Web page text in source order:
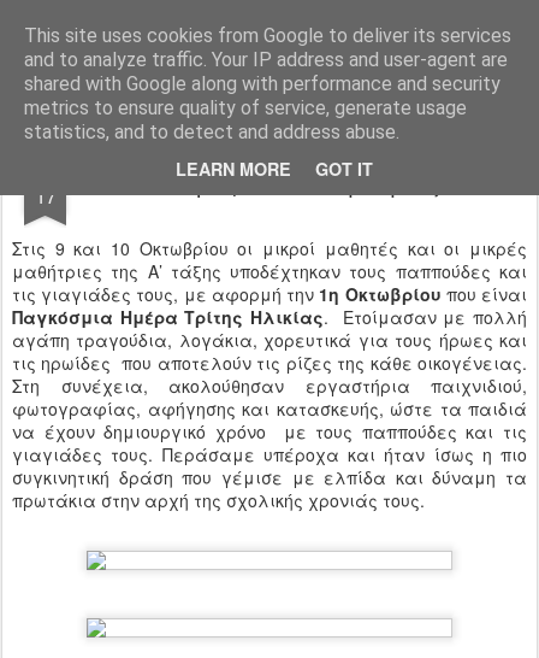
This site uses cookies from Google to deliver its services
and to analyze traffic. Your IP address and user-agent are
shared with Google along with performance and security
metrics to ensure quality of service, generate usage
statistics, and to detect and address abuse.
LEARN MORE GOT IT
Ιδιωτικό Δημοτικό Σχολείο "Ι.Μ.ΔΕΛΑΣΑΛ"
17 Γιορτή παππού γιαγιάς
Στις 9 και 10 Οκτωβρίου οι μικροί μαθητές και οι μικρές
μαθήτριες της Α’ τάξης υποδέχτηκαν τους παππούδες και
τις γιαγιάδες τους, με αφορμή την 1η Οκτωβρίου που είναι
Παγκόσμια Ημέρα Τρίτης Ηλικίας. Ετοίμασαν με πολλή
αγάπη τραγούδια, λογάκια, χορευτικά για τους ήρωες και
τις ηρωίδες που αποτελούν τις ρίζες της κάθε οικογένειας.
Στη συνέχεια, ακολούθησαν εργαστήρια παιχνιδιού,
φωτογραφίας, αφήγησης και κατασκευής, ώστε τα παιδιά
να έχουν δημιουργικό χρόνο με τους παππούδες και τις
γιαγιάδες τους. Περάσαμε υπέροχα και ήταν ίσως η πιο
συγκινητική δράση που γέμισε με ελπίδα και δύναμη τα
πρωτάκια στην αρχή της σχολικής χρονιάς τους.